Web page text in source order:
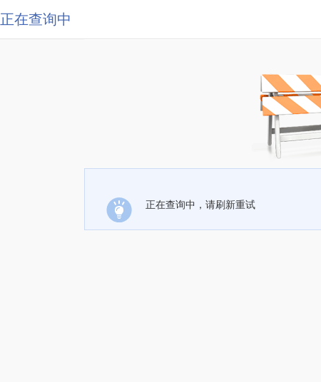
正在查询中
正在查询中，请刷新重试